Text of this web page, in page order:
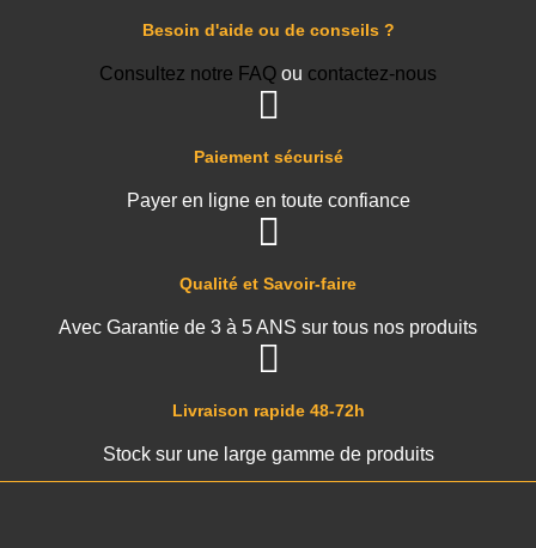
Livraison rapide 48-72h
Stock sur une large gamme de produits
Qualité et Savoir-faire
Avec Garantie de 3 à 5 ANS sur tous nos produits
Paiement sécurisé
Payer en ligne en toute confiance
Besoin d'aide ou de conseils ?
Consultez notre FAQ ou contactez-nous